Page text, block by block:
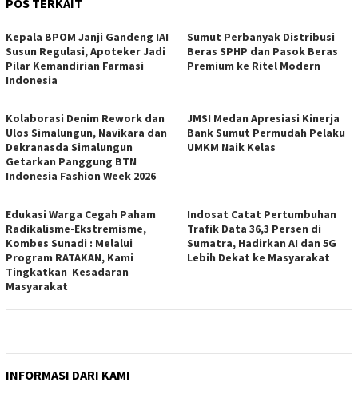
POS TERKAIT
Kepala BPOM Janji Gandeng IAI
Susun Regulasi, Apoteker Jadi
Pilar Kemandirian Farmasi
Indonesia
Sumut Perbanyak Distribusi
Beras SPHP dan Pasok Beras
Premium ke Ritel Modern
Kolaborasi Denim Rework dan
Ulos Simalungun, Navikara dan
Dekranasda Simalungun
Getarkan Panggung BTN
Indonesia Fashion Week 2026
JMSI Medan Apresiasi Kinerja
Bank Sumut Permudah Pelaku
UMKM Naik Kelas
Edukasi Warga Cegah Paham
Radikalisme-Ekstremisme,
Kombes Sunadi : Melalui
Program RATAKAN, Kami
Tingkatkan Kesadaran
Masyarakat
Indosat Catat Pertumbuhan
Trafik Data 36,3 Persen di
Sumatra, Hadirkan AI dan 5G
Lebih Dekat ke Masyarakat
INFORMASI DARI KAMI